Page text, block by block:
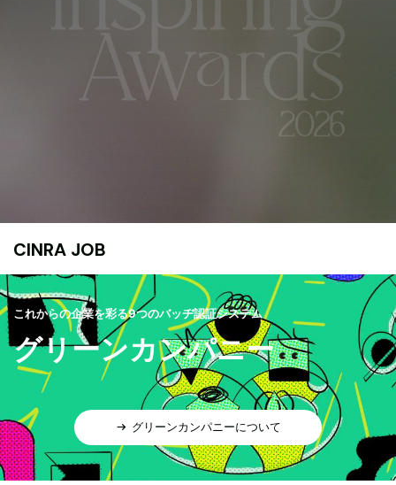
CINRA JOB
これからの企業を彩る9つのバッヂ認証システム
グリーンカンパニー
グリーンカンパニーについて